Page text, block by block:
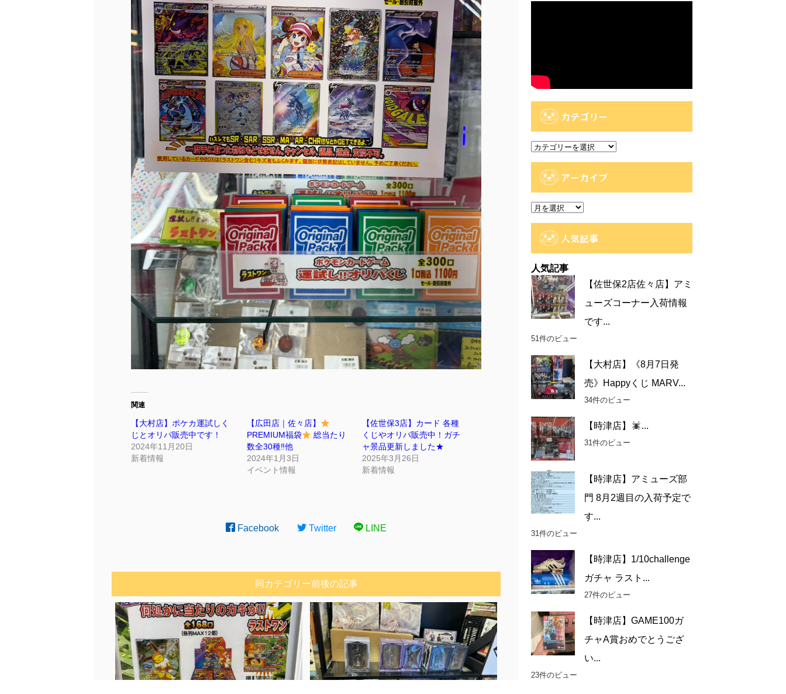
関連
【大村店】ポケカ運試しく
じとオリパ販売中です！
2024年11月20日
新着情報
【広田店｜佐々店】
PREMIUM福袋
総当たり
数全30種‼︎他
2024年1月3日
イベント情報
【佐世保3店】カード 各種
くじやオリパ販売中！ガチ
ャ景品更新しました★
2025年3月26日
新着情報
Facebook Twitter LINE
同カテゴリー前後の記事
カテゴリー
カ
アーカイブ
ア
人気記事
人気記事
【佐世保2店佐々店】アミ
ューズコーナー入荷情報
です...
51件のビュー
【大村店】《8月7日発
売》Happyくじ MARV...
34件のビュー
【時津店】 ...
31件のビュー
【時津店】アミューズ部
門 8月2週目の入荷予定で
す...
31件のビュー
【時津店】1/10challenge
ガチャ ラスト...
27件のビュー
【時津店】GAME100ガ
チャA賞おめでとうござ
い...
23件のビュー